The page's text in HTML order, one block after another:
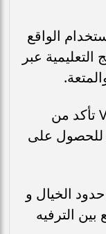
الواقع
عبر
عند البحث عن ألعاب بتقنية VR/AR تأكد من
للحصول على
الخيال و
الترفيه